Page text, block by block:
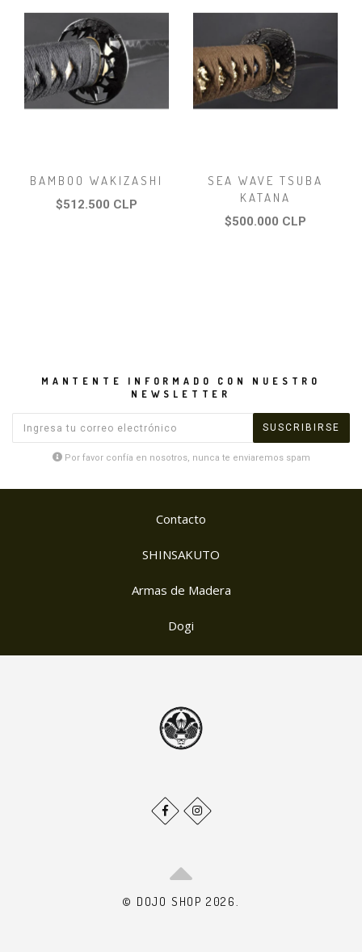
BAMBOO WAKIZASHI
$512.500 CLP
SEA WAVE TSUBA
KATANA
$500.000 CLP
MANTENTE INFORMADO CON NUESTRO
NEWSLETTER
Por favor confía en nosotros, nunca te enviaremos spam
Contacto
SHINSAKUTO
Armas de Madera
Dogi
© DOJO SHOP 2026.